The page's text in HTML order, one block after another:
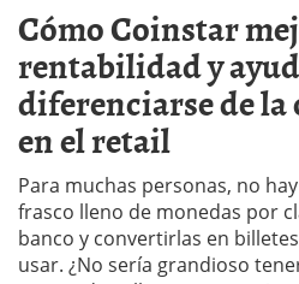
Cómo Coinstar
rentabilidad y
diferenciarse de
en el retail
Para muchas personas, no
frasco lleno de monedas por
banco y convertirlas en
usar. ¿No sería grandioso